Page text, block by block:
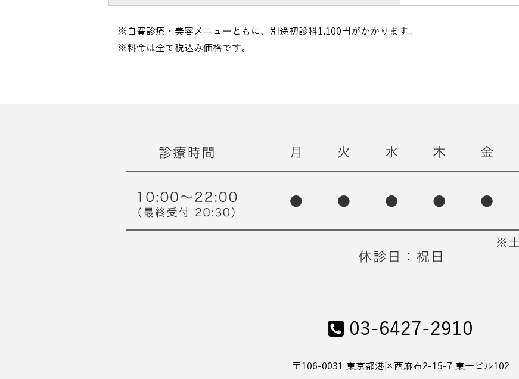
※自費診療・美容メニューともに、別途初診料1,100円がかかります。
※料金は全て税込み価格です。
03-6427-2910
〒106-0031 東京都港区西麻布2-15-7 東一ビル102